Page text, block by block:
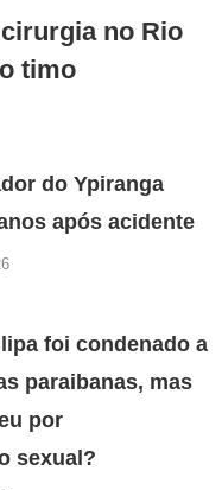
no Rio
timo
do Ypiranga
após acidente
foi condenado a
paraibanas, mas
por
sexual?